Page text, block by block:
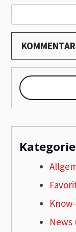
News